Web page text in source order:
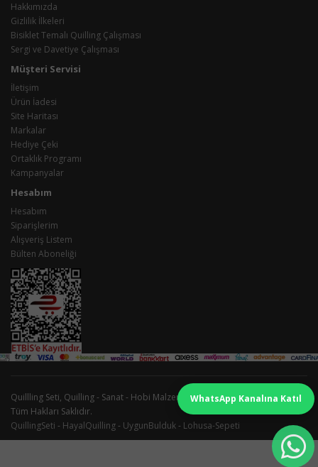
Hakkımızda
Gizlilik İlkeleri
Bisiklet Temalı Quilling Çalışması
Sergi ve Davetiye Çalışması
Müşteri Servisi
İletişim
Ürün İadesi
Site Haritası
Markalar
Hediye Çeki
Ortaklık Programı
Kampanyalar
Hesabım
Hesabım
Siparişlerim
Alışveriş Listem
Bülten Aboneliği
Quillling Seti, Quilling - Sanat - Hobi Malzemeleri İmalatı ve Satışı © 2026 -
Tüm Hakları Saklıdır.
QuillingSeti - HayalQuilling- UygunBulduk- Lohusa-Sepeti
WhatsApp Kanalına Katıl